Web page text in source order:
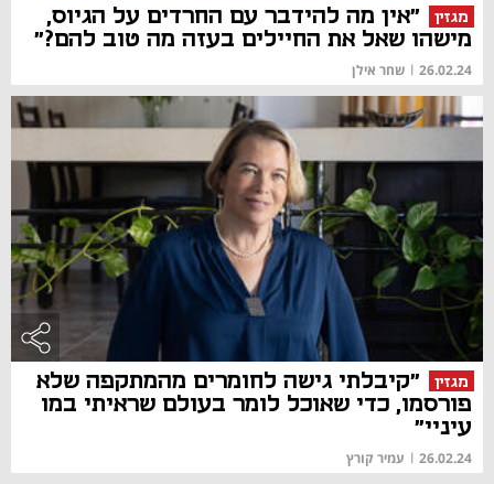
מגזין
"אין מה להידבר עם החרדים על הגיוס,
מישהו שאל את החיילים בעזה מה טוב להם?"
26.02.24
| שחר אילן
מגזין
"קיבלתי גישה לחומרים מהמתקפה שלא
פורסמו, כדי שאוכל לומר בעולם שראיתי במו
עיניי"
26.02.24
| עמיר קורץ